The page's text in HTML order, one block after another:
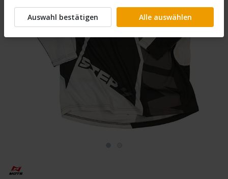
Auswahl bestätigen Alle auswählen